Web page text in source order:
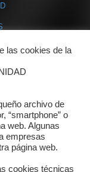
las cookies de la
archivo de
“smartphone” o
web. Algunas
empresas
página web.
cookies técnicas